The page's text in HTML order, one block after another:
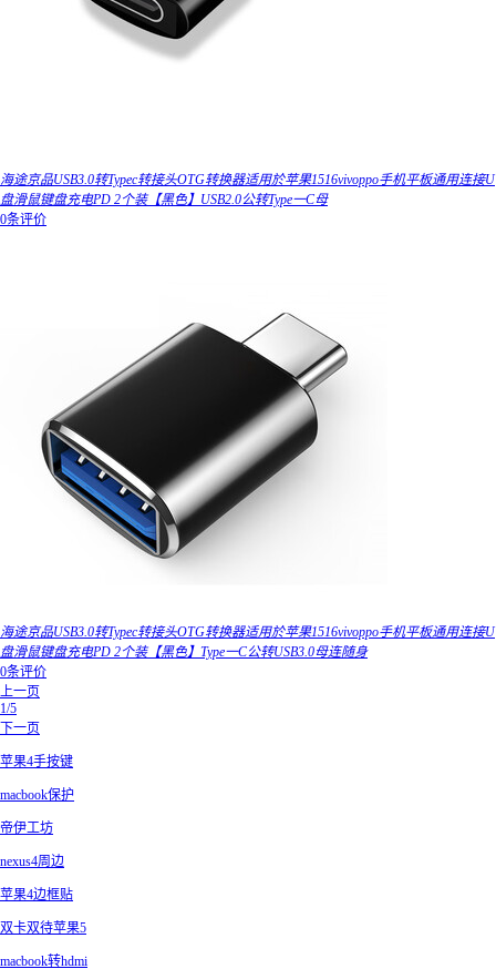
海途京品USB3.0转Typec转接头OTG转换器适用於苹果1516vivoppo手机平板通用连接U
盘滑鼠键盘充电PD 2个装【黑色】USB2.0公转Type一C母
0条评价
海途京品USB3.0转Typec转接头OTG转换器适用於苹果1516vivoppo手机平板通用连接U
盘滑鼠键盘充电PD 2个装【黑色】Type一C公转USB3.0母连随身
0条评价
上一页
1/5
下一页
苹果4手按键
macbook保护
帝伊工坊
nexus4周边
苹果4边框贴
双卡双待苹果5
macbook转hdmi